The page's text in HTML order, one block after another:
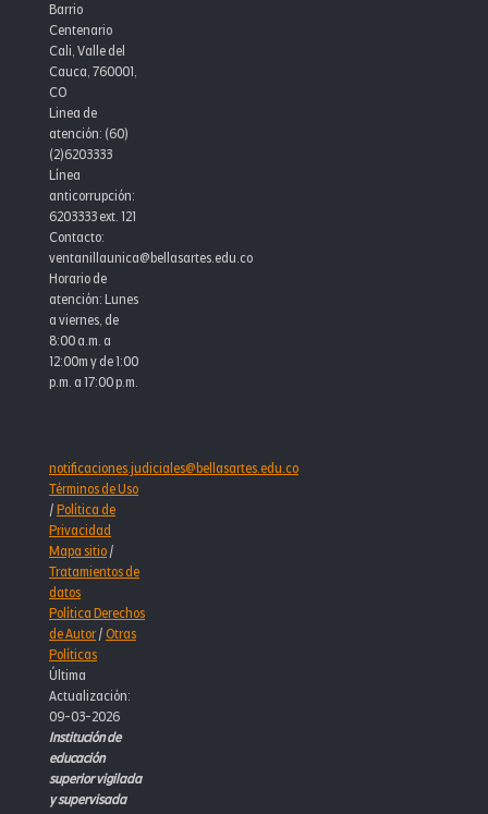
Barrio
Centenario
Cali, Valle del
Cauca, 760001,
CO
Linea de
atención: (60)
(2)6203333
Línea
anticorrupción:
6203333 ext. 121
Contacto:
ventanillaunica@bellasartes.edu.co
Horario de
atención: Lunes
a viernes, de
8:00 a.m. a
12:00m y de 1:00
p.m. a 17:00 p.m.
notificaciones.judiciales@bellasartes.edu.co
Términos de Uso
/Política de
Privacidad
Mapa sitio/
Tratamientos de
datos
Política Derechos
de Autor/Otras
Políticas
Última
Actualización:
09-03-2026
Institución de
educación
superior vigilada
y supervisada